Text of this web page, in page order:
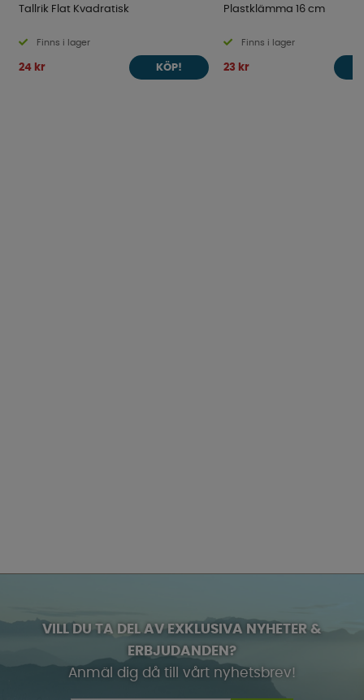
Tallrik Flat Kvadratisk
Finns i lager
24 kr KÖP!
Plastklämma 16 cm
Finns i lager
23 kr
VILL DU TA DEL AV EXKLUSIVA NYHETER &
ERBJUDANDEN?
Anmäl dig då till vårt nyhetsbrev!